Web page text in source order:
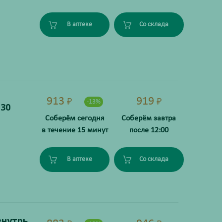
В аптеке Со склада
913 ₽ -13%
Соберём сегодня
в течение 15 минут
В аптеке
919 ₽
Соберём завтра
после 12:00
Со склада